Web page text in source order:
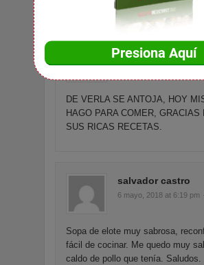
Rebeca
6 mayo, 2018 at 2:21 pm
DE VERLA SE ANTOJA, HOY
HAGO PARA COMER, GRACIAS
SUS RICAS RECETAS.
salvador castro
6 mayo, 2018 at 6:19 pm
Sopa de elote muy sabrosa,
fácil de cocinar. Me quedo muy
caldo de pollo que tenía. Saludos.